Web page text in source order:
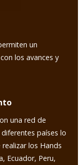
un
los avances y
una red de
países lo
los Hands
Ecuador, Peru,